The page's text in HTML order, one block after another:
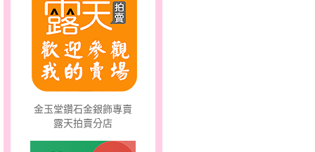
咬錢貔貅～小銀墜
金玉堂鑽石金銀飾專賣
露天拍賣分店